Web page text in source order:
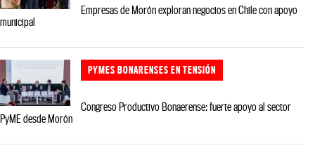
Empresas de Morón exploran negocios en Chile con apoyo
municipal
PYMES BONARENSES EN TENSIÓN
Congreso Productivo Bonaerense: fuerte apoyo al sector
PyME desde Morón